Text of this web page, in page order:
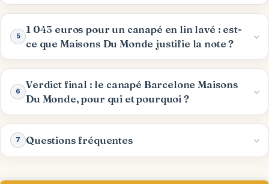
5
1 043 euros pour un canapé en lin lavé : est-
ce que Maisons Du Monde justifie la note ?
6
Verdict final : le canapé Barcelone Maisons
Du Monde, pour qui et pourquoi ?
7 Questions fréquentes